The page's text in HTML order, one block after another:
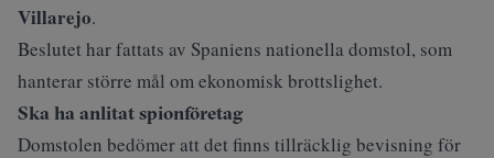
Villarejo.
Beslutet har fattats av Spaniens nationella domstol, som
hanterar större mål om ekonomisk brottslighet.
Ska ha anlitat spionföretag
Domstolen bedömer att det finns tillräcklig bevisning för